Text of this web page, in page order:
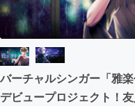
映像・映画
まちづくり・
バーチャルシンガー「雅楽
デビュープロジェクト！